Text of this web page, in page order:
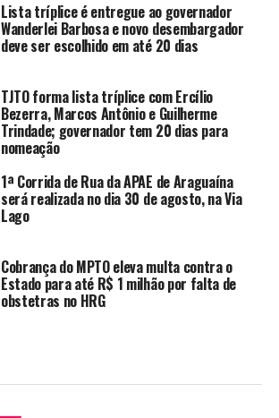
Lista tríplice é entregue ao governador
Wanderlei Barbosa e novo desembargador
deve ser escolhido em até 20 dias
TJTO forma lista tríplice com Ercílio
Bezerra, Marcos Antônio e Guilherme
Trindade; governador tem 20 dias para
nomeação
1ª Corrida de Rua da APAE de Araguaína
será realizada no dia 30 de agosto, na Via
Lago
Cobrança do MPTO eleva multa contra o
Estado para até R$ 1 milhão por falta de
obstetras no HRG